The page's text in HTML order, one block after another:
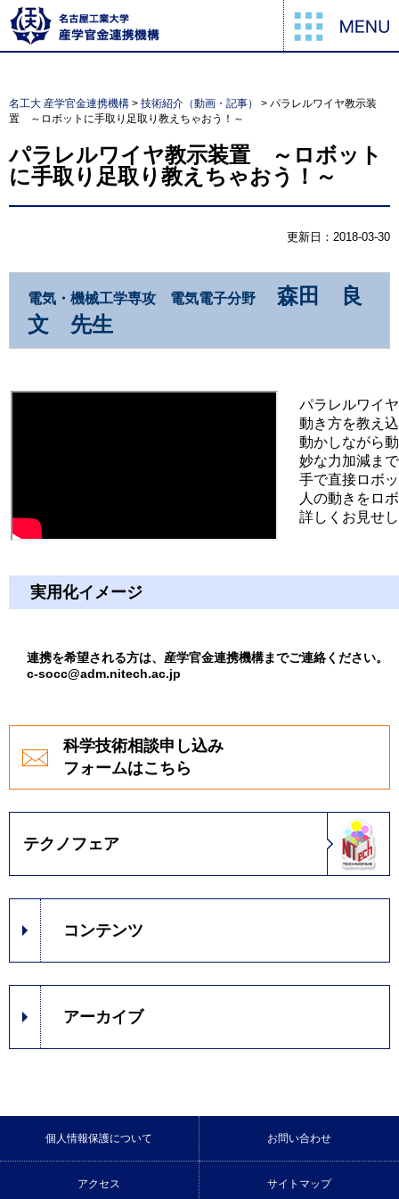
名工大 産学官金連携機構 > 技術紹介（動画・記事） > パラレルワイヤ教示装
置 ～ロボットに手取り足取り教えちゃおう！～
パラレルワイヤ教示装置 ～ロボット
に手取り足取り教えちゃおう！～
更新日：2018-03-30
電気・機械工学専攻 電気電子分野
森田 良
文 先生
パラレルワイ
動き方を教え
動かしながら
妙な力加減ま
手で直接ロボ
人の動きをロ
詳しくお見せ
実用化イメージ
連携を希望される方は、産学官金連携機構までご連絡ください。
c-socc@adm.nitech.ac.jp
科学技術相談申し込み
フォームはこちら
テクノフェア
コンテンツ
アーカイブ
個人情報保護について お問い合わせ
アクセス サイトマップ